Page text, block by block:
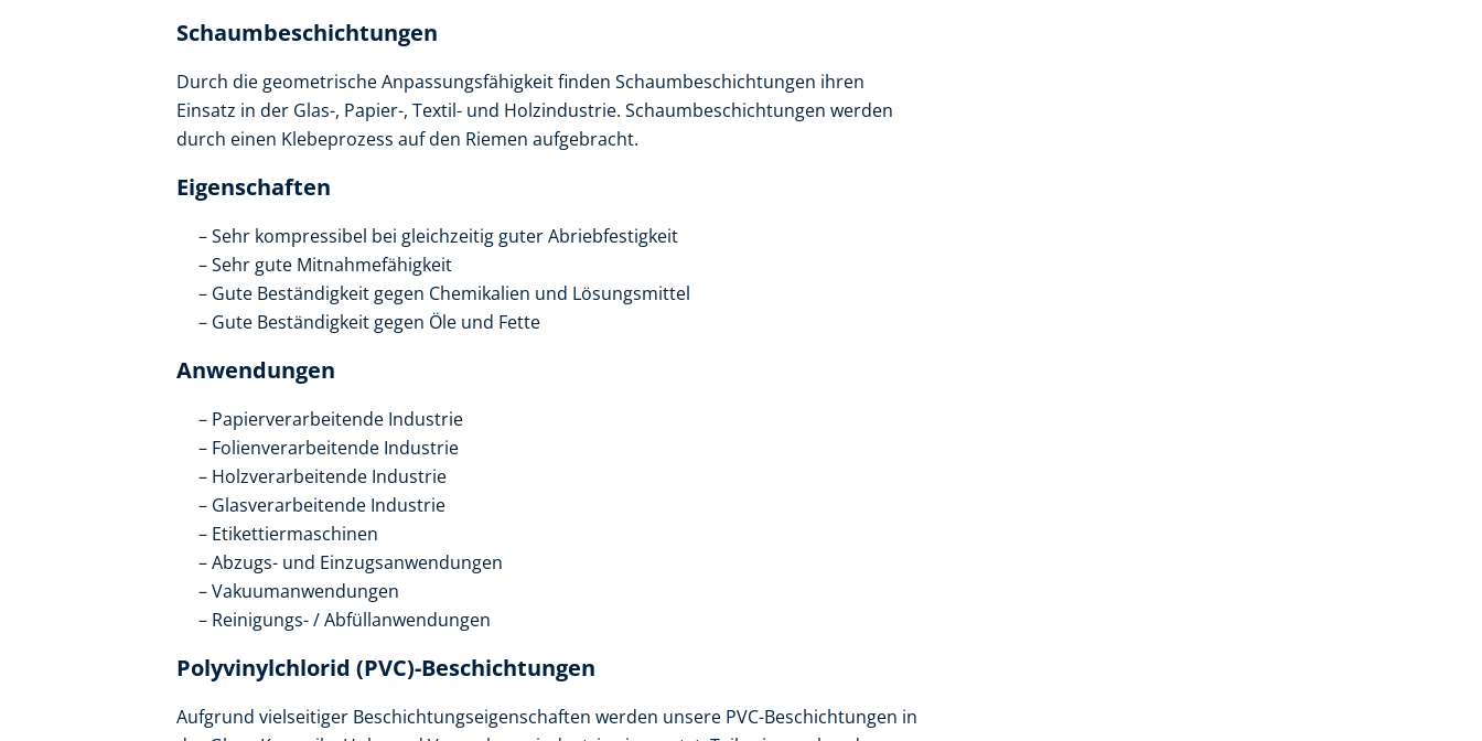
Schaumbeschichtungen
Durch die geometrische Anpassungsfähigkeit finden Schaumbeschichtungen ihren
Einsatz in der Glas-, Papier-, Textil- und Holzindustrie. Schaumbeschichtungen werden
durch einen Klebeprozess auf den Riemen aufgebracht.
Eigenschaften
Sehr kompressibel bei gleichzeitig guter Abriebfestigkeit
Sehr gute Mitnahmefähigkeit
Gute Beständigkeit gegen Chemikalien und Lösungsmittel
Gute Beständigkeit gegen Öle und Fette
Anwendungen
Papierverarbeitende Industrie
Folienverarbeitende Industrie
Holzverarbeitende Industrie
Glasverarbeitende Industrie
Etikettiermaschinen
Abzugs- und Einzugsanwendungen
Vakuumanwendungen
Reinigungs- / Abfüllanwendungen
Polyvinylchlorid (PVC)-Beschichtungen
Aufgrund vielseitiger Beschichtungseigenschaften werden unsere PVC-Beschichtungen in